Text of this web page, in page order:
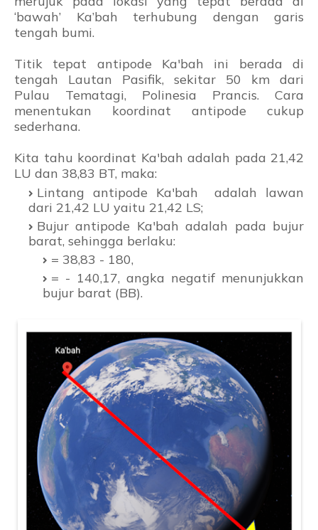
‘bawah’ Ka’bah terhubung dengan garis
tengah bumi.
Titik tepat antipode Ka'bah ini berada di
tengah Lautan Pasifik, sekitar 50 km dari
Pulau Tematagi, Polinesia Prancis. Cara
menentukan koordinat antipode cukup
sederhana.
Kita tahu koordinat Ka'bah adalah pada 21,42
LU dan 38,83 BT, maka:
Lintang antipode Ka'bah adalah lawan
dari 21,42 LU yaitu 21,42 LS;
Bujur antipode Ka'bah adalah pada bujur
barat, sehingga berlaku:
= 38,83 - 180,
= - 140,17, angka negatif menunjukkan
bujur barat (BB).